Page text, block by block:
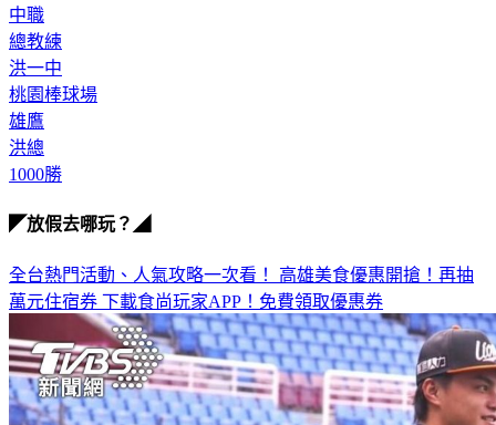
中職
總教練
洪一中
桃園棒球場
雄鷹
洪總
1000勝
◤放假去哪玩？◢
全台熱門活動、人氣攻略一次看！ 高雄美食優惠開搶！再抽
萬元住宿券 下載食尚玩家APP！免費領取優惠券